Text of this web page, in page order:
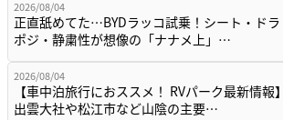
2026/08/04
正直舐めてた…BYDラッコ試乗！シート・ドラ
ポジ・静粛性が想像の「ナナメ上」…
2026/08/04
【車中泊旅行におススメ！ RVパーク最新情報】
出雲大社や松江市など山陰の主要…